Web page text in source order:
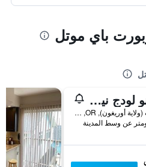
باي موتل
إيكونو لودج نيوبورت
نيوبورت (ولاية أوريغون), OR, الولايات المتحدة الأميريكية